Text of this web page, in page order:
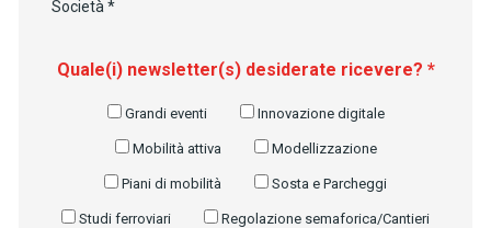
Quale(i) newsletter(s) desiderate ricevere? *
Grandi eventi Innovazione digitale
Mobilità attiva Modellizzazione
Piani di mobilità Sosta e Parcheggi
Studi ferroviari Regolazione semaforica/Cantieri